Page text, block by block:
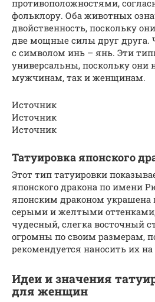
противоположностями,
фольклору. Оба животных
двойственность, поскольку
две мощные силы друг друга.
с символом инь – янь. Эти
универсальны, поскольку они
мужчинам, так и женщинам.
Источник
Источник
Источник
Татуировка японского
Этот тип татуировки
японского дракона по имени
японским драконом
серыми и желтыми
чудесный, слегка восточный
огромны по своим размерам,
рекомендуется наносить их
Идеи и значения
для женщин